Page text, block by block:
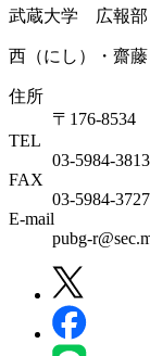
武蔵大学 広報部
西（にし）・齋藤
住所
〒176-8534
TEL
03-5984-3813
FAX
03-5984-3727
E-mail
pubg-